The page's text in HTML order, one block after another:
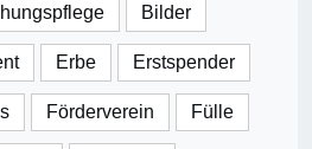
Bilder
Erbe Erstspender
Förderverein Fülle